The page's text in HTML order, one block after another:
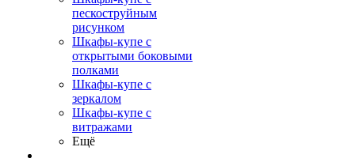
пескоструйным
рисунком
Шкафы-купе с
открытыми боковыми
полками
Шкафы-купе с
зеркалом
Шкафы-купе с
витражами
Ещё